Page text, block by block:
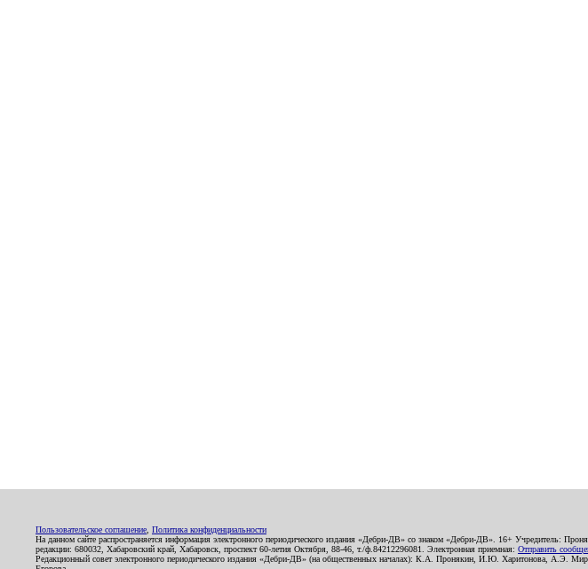
Пользовательское соглашение Политика конфиденциальности
На данном сайте распространяется информация электронного периодического издания «Дебри-ДВ» со знаком «Дебри-ДВ». 16+ Учредитель:
редакции: 680032, Хабаровский край, Хабаровск, проспект 60-летия Октября, 88-46, т./ф.84212296081. Электронная приемная: Отправить
Редакционный совет электронного периодического издания «Дебри-ДВ» (на общественных началах): К.А. Пронякин, И.Ю.